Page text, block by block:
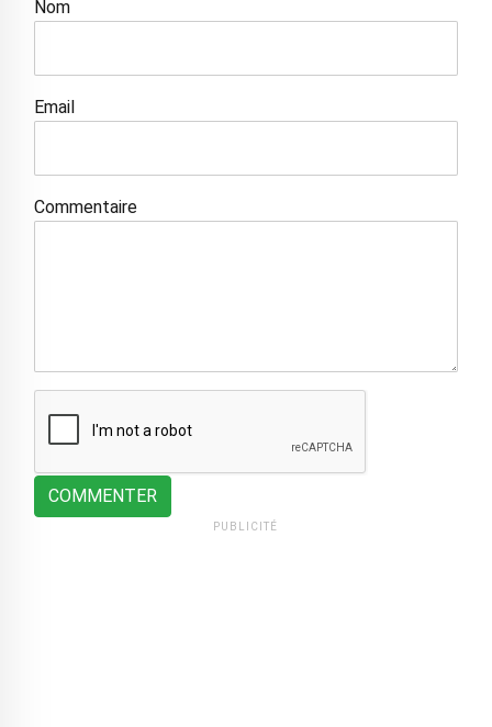
Nom
Email
Commentaire
COMMENTER
PUBLICITÉ